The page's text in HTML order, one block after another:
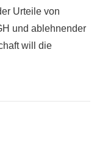
Urteile von
und ablehnender
will die